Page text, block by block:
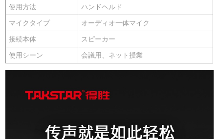
使用方法 ハンドヘルド
マイクタイプ オーディオ一体マイク
接続本体 スピーカー
使用シーン 会議用、ネット授業